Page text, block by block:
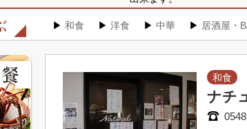
▶ 和食 ▶ 洋食 ▶ 中華 ▶ 居酒屋・
和食
ナチ